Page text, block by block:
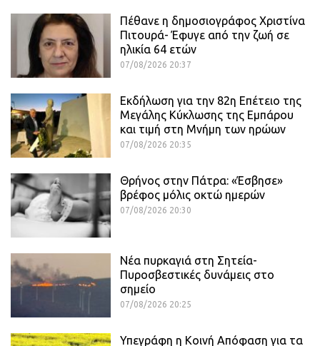
Πέθανε η δημοσιογράφος Χριστίνα
Πιτουρά- Έφυγε από την ζωή σε
ηλικία 64 ετών
07/08/2026 20:37
Εκδήλωση για την 82η Επέτειο της
Μεγάλης Κύκλωσης της Εμπάρου
και τιμή στη Μνήμη των ηρώων
07/08/2026 20:35
Θρήνος στην Πάτρα: «Έσβησε»
βρέφος μόλις οκτώ ημερών
07/08/2026 20:30
Νέα πυρκαγιά στη Σητεία-
Πυροσβεστικές δυνάμεις στο
σημείο
07/08/2026 20:25
Υπεγράφη η Κοινή Απόφαση για τα